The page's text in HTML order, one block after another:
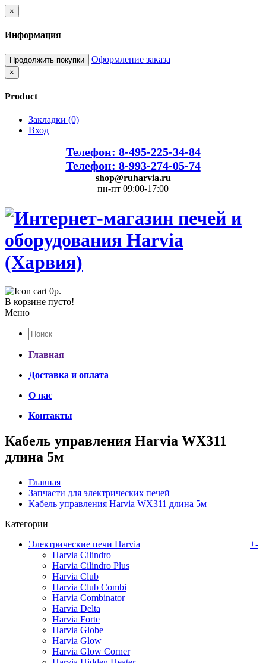
×
Информация
Продолжить покупки Оформление заказа
×
Product
Закладки (0)
Вход
Телефон: 8-495-225-34-84
Телефон: 8-993-274-05-74
shop@ruharvia.ru
пн-пт 09:00-17:00
0р.
В корзине пусто!
Меню
Главная
Доставка и оплата
О нас
Контакты
Кабель управления Harvia WX311
длина 5м
Главная
Запчасти для электрических печей
Кабель управления Harvia WX311 длина 5м
Категории
Электрические печи Harvia
+-
Harvia Cilindro
Harvia Cilindro Plus
Harvia Club
Harvia Club Combi
Harvia Combinator
Harvia Delta
Harvia Forte
Harvia Globe
Harvia Glow
Harvia Glow Corner